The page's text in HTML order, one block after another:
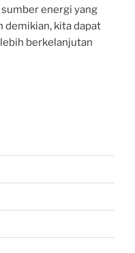
energi yang
demikian, kita dapat
berkelanjutan